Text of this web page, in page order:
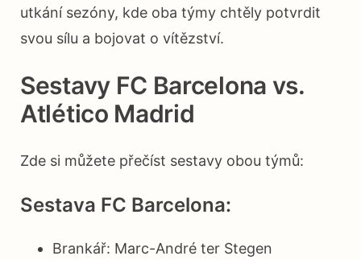
utkání sezóny, kde oba týmy chtěly potvrdit
svou sílu a bojovat o vítězství.
Sestavy FC Barcelona vs.
Atlético Madrid
Zde si můžete přečíst sestavy obou týmů:
Sestava FC Barcelona:
Brankář: Marc-André ter Stegen